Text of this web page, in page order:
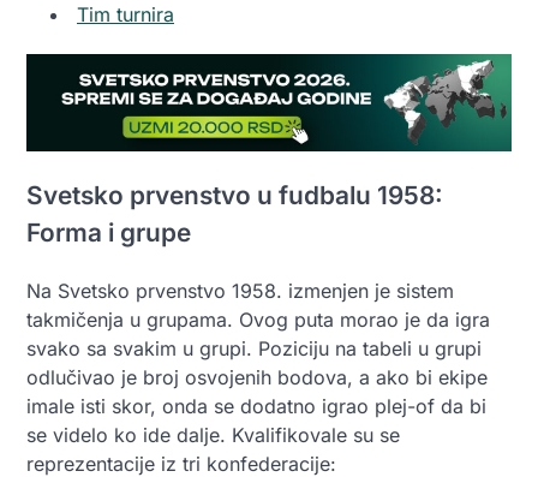
Tim turnira
Svetsko prvenstvo u fudbalu 1958:
Forma i grupe
Na Svetsko prvenstvo 1958. izmenjen je sistem
takmičenja u grupama. Ovog puta morao je da igra
svako sa svakim u grupi. Poziciju na tabeli u grupi
odlučivao je broj osvojenih bodova, a ako bi ekipe
imale isti skor, onda se dodatno igrao plej-of da bi
se videlo ko ide dalje. Kvalifikovale su se
reprezentacije iz tri konfederacije: